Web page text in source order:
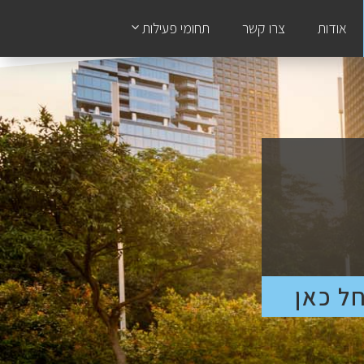
אודות צרו קשר תחומי פעילות
כאן
כאן